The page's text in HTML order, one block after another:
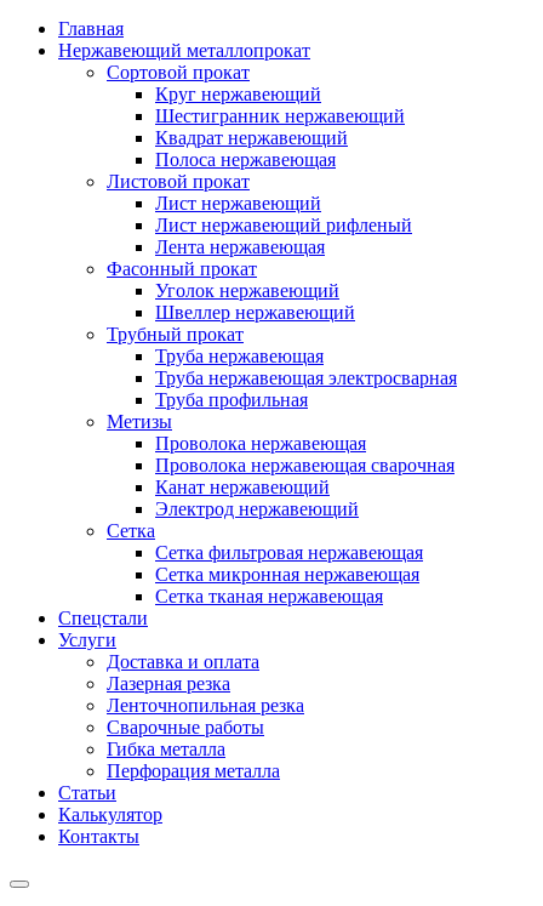
Главная
Нержавеющий металлопрокат
Сортовой прокат
Круг нержавеющий
Шестигранник нержавеющий
Квадрат нержавеющий
Полоса нержавеющая
Листовой прокат
Лист нержавеющий
Лист нержавеющий рифленый
Лента нержавеющая
Фасонный прокат
Уголок нержавеющий
Швеллер нержавеющий
Трубный прокат
Труба нержавеющая
Труба нержавеющая электросварная
Труба профильная
Метизы
Проволока нержавеющая
Проволока нержавеющая сварочная
Канат нержавеющий
Электрод нержавеющий
Сетка
Сетка фильтровая нержавеющая
Сетка микронная нержавеющая
Сетка тканая нержавеющая
Спецстали
Услуги
Доставка и оплата
Лазерная резка
Ленточнопильная резка
Сварочные работы
Гибка металла
Перфорация металла
Статьи
Калькулятор
Контакты